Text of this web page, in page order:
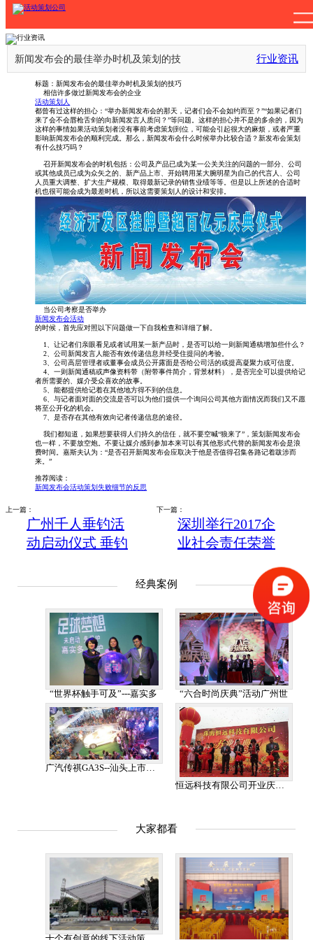
新闻发布会的最佳举办时机及策划的技 行业资讯
标题：新闻发布会的最佳举办时机及策划的技巧
相信许多做过新闻发布会的企业
活动策划人
都曾有过这样的担心：“举办新闻发布会的那天，记者们会不会如约而至？”“如果记者们
来了会不会唇枪舌剑的向新闻发言人质问？”等问题。这样的担心并不是的多余的，因为
这样的事情如果活动策划者没有事前考虑策划到位，可能会引起很大的麻烦，或者严重
影响新闻发布会的顺利完成。那么，新闻发布会什么时候举办比较合适？新发布会策划
有什么技巧吗？
召开新闻发布会的时机包括：公司及产品已成为某一公关关注的问题的一部分、公司
或其他成员已成为众矢之的、新产品上市、开始聘用某大腕明星为自己的代言人、公司
人员重大调整、扩大生产规模、取得最新记录的销售业绩等等。但是以上所述的合适时
机也很可能会成为最差时机，所以这需要策划人的设计和安排。
当公司考察是否举办
新闻发布会活动
的时候，首先应对照以下问题做一下自我检查和详细了解。
1、让记者们亲眼看见或者试用某一新产品时，是否可以给一则新闻通稿增加些什么？
2、公司新闻发言人能否有效传递信息并经受住提问的考验。
3、公司高层管理者或董事会成员公开露面是否给公司活的或提高凝聚力或可信度。
4、一则新闻通稿或声像资料带（附带事件简介，背景材料），是否完全可以提供给记
者所需要的、媒介受众喜欢的故事。
5、能都提供给记着在其他地方得不到的信息。
6、与记者面对面的交流是否可以为他们提供一个询问公司其他方面情况而我们又不愿
将至公开化的机会。
7、是否存在其他有效向记者传递信息的途径。
我们都知道，如果想要获得人们持久的信任，就不要空喊“狼来了”，策划新闻发布会
也一样，不要放空炮。不要让媒介感到参加本来可以有其他形式代替的新闻发布会是浪
费时间。嘉斯夫认为：“是否召开新闻发布会应取决于他是否值得召集各路记着跋涉而
来。”
推荐阅读：
新闻发布会活动策划失败细节的反思
上一篇：
广州千人垂钓活
动启动仪式 垂钓
下一篇：
深圳举行2017企
业社会责任荣誉
经典案例
“世界杯触手可及”---嘉实多 “六合时尚庆典”活动广州世
广汽传祺GA3S--汕头上市发布会
恒远科技有限公司开业庆典策
大家都看